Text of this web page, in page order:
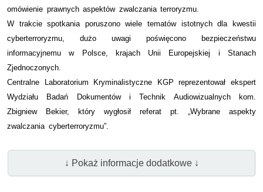
omówienie prawnych aspektów zwalczania terroryzmu.
W trakcie spotkania poruszono wiele tematów istotnych dla kwestii
cyberterroryzmu, dużo uwagi poświęcono bezpieczeństwu
informacyjnemu w Polsce, krajach Unii Europejskiej i Stanach
Zjednoczonych.
Centralne Laboratorium Kryminalistyczne KGP reprezentował ekspert
Wydziału Badań Dokumentów i Technik Audiowizualnych kom.
Zbigniew Bekier, który wygłosił referat pt. „Wybrane aspekty
zwalczania cyberterroryzmu”.
↓ Pokaż informacje dodatkowe ↓